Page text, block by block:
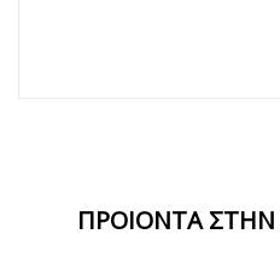
ΠΡΟΙΟΝΤΑ ΣΤΗΝ